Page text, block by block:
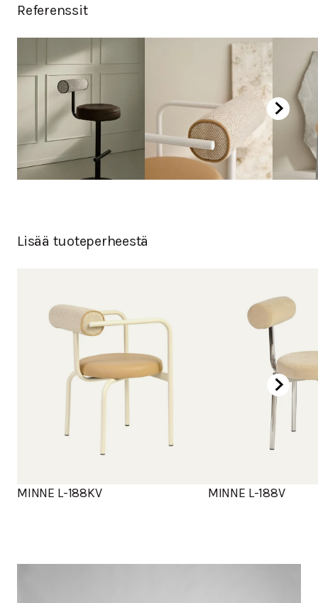
Referenssit
Lisää tuoteperheestä
MINNE L-188KV MINNE L-188V